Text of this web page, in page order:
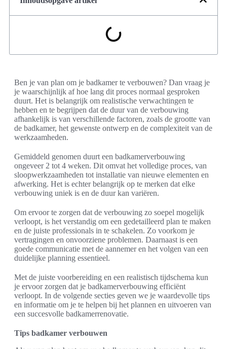
Ben je van plan om je badkamer te verbouwen? Dan vraag je
je waarschijnlijk af hoe lang dit proces normaal gesproken
duurt. Het is belangrijk om realistische verwachtingen te
hebben en te begrijpen dat de duur van de verbouwing
afhankelijk is van verschillende factoren, zoals de grootte van
de badkamer, het gewenste ontwerp en de complexiteit van de
werkzaamheden.
Gemiddeld genomen duurt een badkamerverbouwing
ongeveer 2 tot 4 weken. Dit omvat het volledige proces, van
sloopwerkzaamheden tot installatie van nieuwe elementen en
afwerking. Het is echter belangrijk op te merken dat elke
verbouwing uniek is en de duur kan variëren.
Om ervoor te zorgen dat de verbouwing zo soepel mogelijk
verloopt, is het verstandig om een gedetailleerd plan te maken
en de juiste professionals in te schakelen. Zo voorkom je
vertragingen en onvoorziene problemen. Daarnaast is een
goede communicatie met de aannemer en het volgen van een
duidelijke planning essentieel.
Met de juiste voorbereiding en een realistisch tijdschema kun
je ervoor zorgen dat je badkamerverbouwing efficiënt
verloopt. In de volgende secties geven we je waardevolle tips
en informatie om je te helpen bij het plannen en uitvoeren van
een succesvolle badkamerrenovatie.
Tips badkamer verbouwen